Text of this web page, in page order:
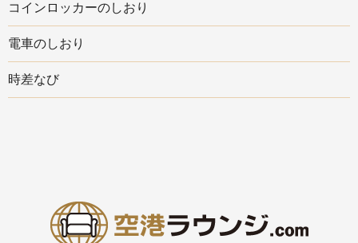
コインロッカーのしおり
電車のしおり
時差なび